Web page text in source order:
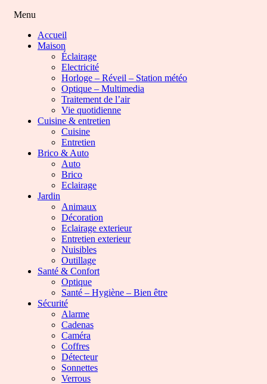
Menu
Accueil
Maison
Éclairage
Electricité
Horloge – Réveil – Station météo
Optique – Multimedia
Traitement de l’air
Vie quotidienne
Cuisine & entretien
Cuisine
Entretien
Brico & Auto
Auto
Brico
Eclairage
Jardin
Animaux
Décoration
Eclairage exterieur
Entretien exterieur
Nuisibles
Outillage
Santé & Confort
Optique
Santé – Hygiène – Bien être
Sécurité
Alarme
Cadenas
Caméra
Coffres
Détecteur
Sonnettes
Verrous